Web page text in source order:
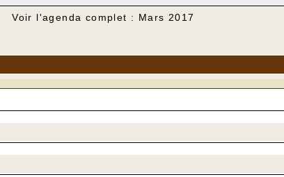
Voir l'agenda complet : Mars 2017